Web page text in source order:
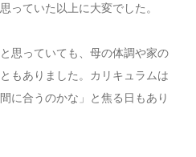
っていた以上に大変でした。
思っていても、母の体調や家の
もありました。カリキュラムは
に合うのかな」と焦る日もあり